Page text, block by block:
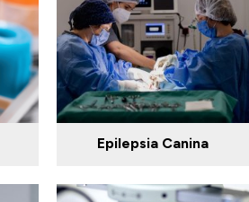
Epilepsia Canina